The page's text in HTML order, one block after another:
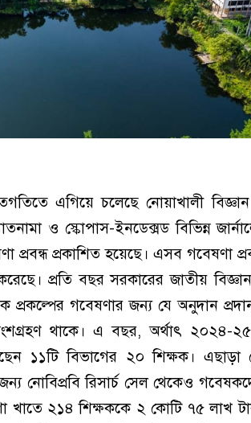
এগিয়ে চলেছে নোয়াখালী
ও স্কোপাস-ইনডেক্সড বিভিন্ন
প্রবন্ধ প্রকাশিত হয়েছে। এসব গবেষণা
করেছে। প্রতি বছর সরকারের জাতীয়
প্রকল্পের গবেষণার জন্য যে অনুদান
থাকে। এ বছর, অর্থাৎ ২০২৪-
১১টি বিভাগের ২০ শিক্ষক। এছাড়া
নোবিপ্রবি রিসার্চ সেল থেকেও
খাতে ২১৪ শিক্ষককে ২ কোটি ৭৫ লাখ